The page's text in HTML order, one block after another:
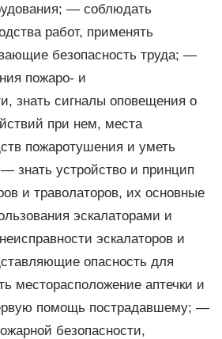
— соблюдать
работ, применять
безопасность труда; —
пожаро- и
знать сигналы оповещения о
при нем, места
пожаротушения и уметь
знать устройство и принцип
и траволаторов, их основные
эскалаторами и
эскалаторов и
опасность для
месторасположение аптечки и
помощь пострадавшему; —
безопасности,